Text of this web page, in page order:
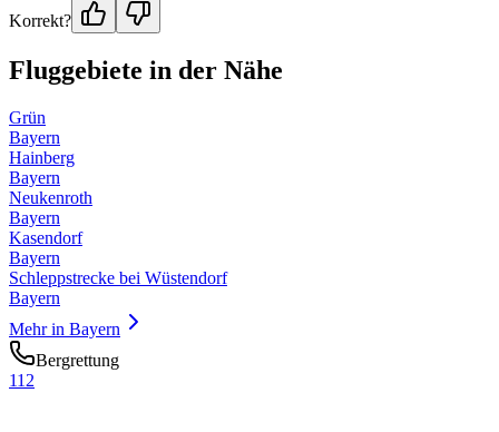
Korrekt?
Fluggebiete in der Nähe
Grün
Bayern
Hainberg
Bayern
Neukenroth
Bayern
Kasendorf
Bayern
Schleppstrecke bei Wüstendorf
Bayern
Mehr in Bayern
Bergrettung
112